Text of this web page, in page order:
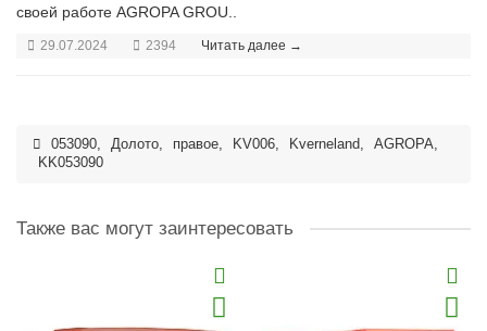
своей работе AGROPA GROU..
29.07.2024 2394 Читать далее →
053090 Долото правое KV006 Kverneland AGROPA
KK053090
Также вас могут заинтересовать